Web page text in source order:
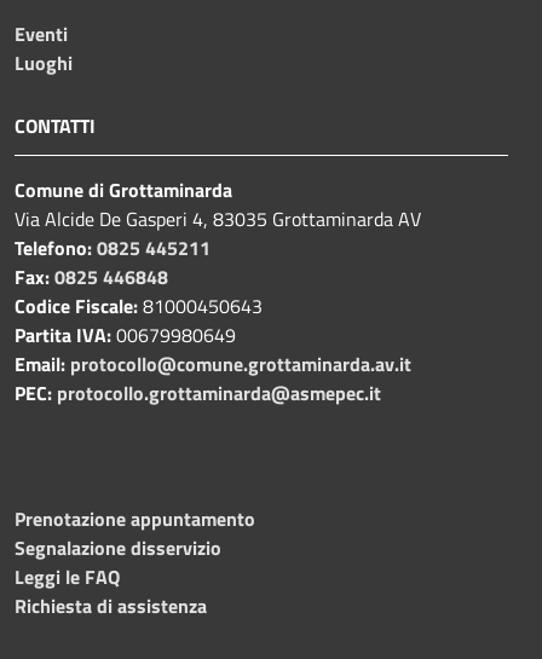
Eventi
Luoghi
CONTATTI
Comune di Grottaminarda
Via Alcide De Gasperi 4, 83035 Grottaminarda AV
Telefono:0825 445211
Fax:0825 446848
Codice Fiscale:81000450643
Partita IVA:00679980649
Email: protocollo@comune.grottaminarda.av.it
PEC: protocollo.grottaminarda@asmepec.it
Prenotazione appuntamento
Segnalazione disservizio
Leggi le FAQ
Richiesta di assistenza